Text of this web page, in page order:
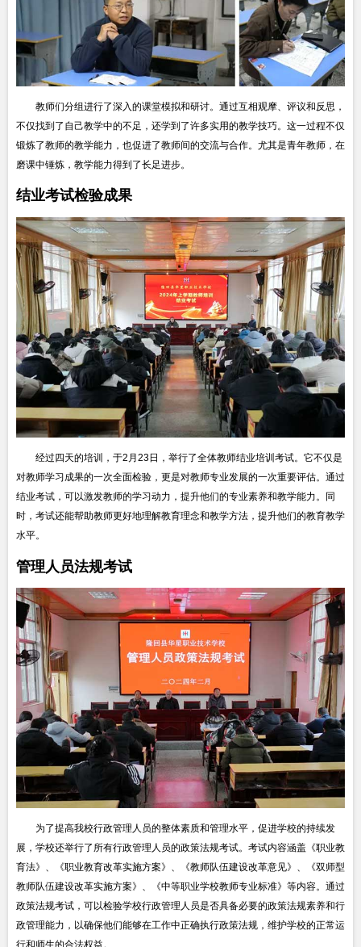
教师们分组进行了深入的课堂模拟和研讨。通过互相观摩、评议和反思，
不仅找到了自己教学中的不足，还学到了许多实用的教学技巧。这一过程不仅
锻炼了教师的教学能力，也促进了教师间的交流与合作。尤其是青年教师，在
磨课中锤炼，教学能力得到了长足进步。
结业考试检验成果
经过四天的培训，于2月23日，举行了全体教师结业培训考试。它不仅是
对教师学习成果的一次全面检验，更是对教师专业发展的一次重要评估。通过
结业考试，可以激发教师的学习动力，提升他们的专业素养和教学能力。同
时，考试还能帮助教师更好地理解教育理念和教学方法，提升他们的教育教学
水平。
管理人员法规考试
为了提高我校行政管理人员的整体素质和管理水平，促进学校的持续发
展，学校还举行了所有行政管理人员的政策法规考试。考试内容涵盖《职业教
育法》、《职业教育改革实施方案》、《教师队伍建设改革意见》、《双师型
教师队伍建设改革实施方案》、《中等职业学校教师专业标准》等内容。通过
政策法规考试，可以检验学校行政管理人员是否具备必要的政策法规素养和行
政管理能力，以确保他们能够在工作中正确执行政策法规，维护学校的正常运
行和师生的合法权益。